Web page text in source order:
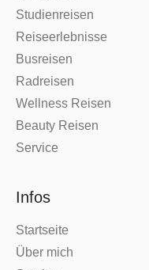
Studienreisen
Reiseerlebnisse
Busreisen
Radreisen
Wellness Reisen
Beauty Reisen
Service
Infos
Startseite
Über mich